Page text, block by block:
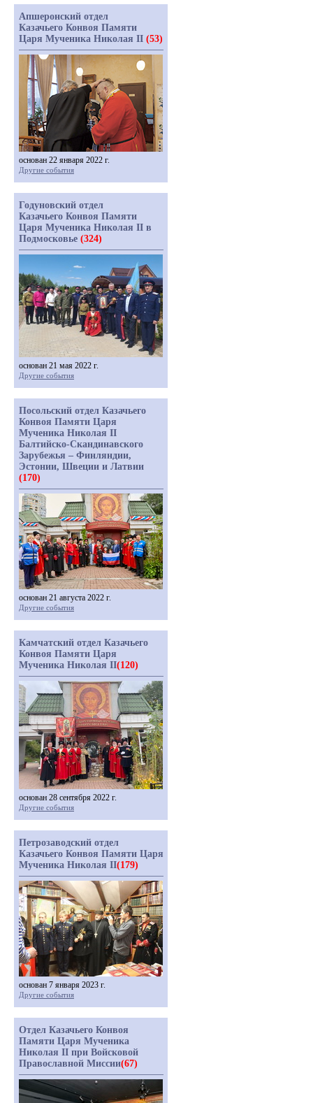
Апшеронский отдел
Казачьего Конвоя Памяти
Царя Мученика Николая II (53)
основан 22 января 2022 г.
Другие события
Годуновский отдел
Казачьего Конвоя Памяти
Царя Мученика Николая II в
Подмосковье (324)
основан 21 мая 2022 г.
Другие события
Посольский отдел Казачьего
Конвоя Памяти Царя
Мученика Николая II
Балтийско-Скандинавского
Зарубежья – Финляндии,
Эстонии, Швеции и Латвии
(170)
основан 21 августа 2022 г.
Другие события
Камчатский отдел Казачьего
Конвоя Памяти Царя
Мученика Николая II(120)
основан 28 сентября 2022 г.
Другие события
Петрозаводский отдел
Казачьего Конвоя Памяти Царя
Мученика Николая II(179)
основан 7 января 2023 г.
Другие события
Отдел Казачьего Конвоя
Памяти Царя Мученика
Николая II при Войсковой
Православной Миссии(67)